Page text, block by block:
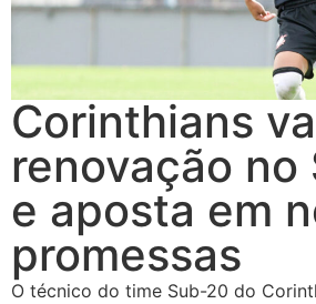
Corinthians
renovação no
e aposta em
promessas
O técnico do time Sub-20 do